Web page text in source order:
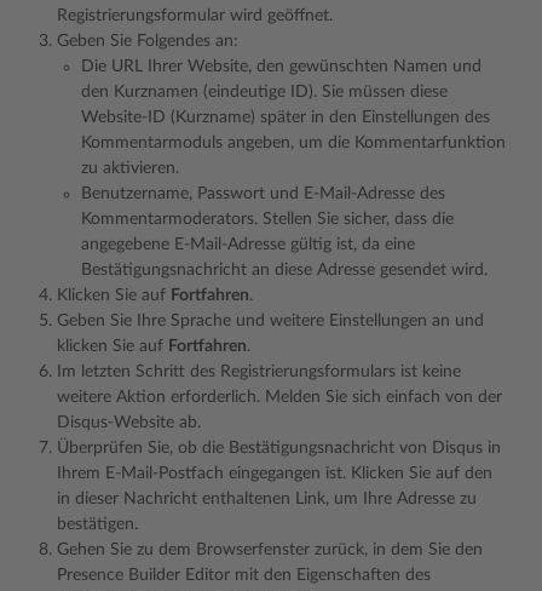
Registrierungsformular wird geöffnet.
Geben Sie Folgendes an:
Die URL Ihrer Website, den gewünschten Namen und
den Kurznamen (eindeutige ID). Sie müssen diese
Website-ID (Kurzname) später in den Einstellungen des
Kommentarmoduls angeben, um die Kommentarfunktion
zu aktivieren.
Benutzername, Passwort und E-Mail-Adresse des
Kommentarmoderators. Stellen Sie sicher, dass die
angegebene E-Mail-Adresse gültig ist, da eine
Bestätigungsnachricht an diese Adresse gesendet wird.
Klicken Sie auf Fortfahren.
Geben Sie Ihre Sprache und weitere Einstellungen an und
klicken Sie auf Fortfahren.
Im letzten Schritt des Registrierungsformulars ist keine
weitere Aktion erforderlich. Melden Sie sich einfach von der
Disqus-Website ab.
Überprüfen Sie, ob die Bestätigungsnachricht von Disqus in
Ihrem E-Mail-Postfach eingegangen ist. Klicken Sie auf den
in dieser Nachricht enthaltenen Link, um Ihre Adresse zu
bestätigen.
Gehen Sie zu dem Browserfenster zurück, in dem Sie den
Presence Builder Editor mit den Eigenschaften des